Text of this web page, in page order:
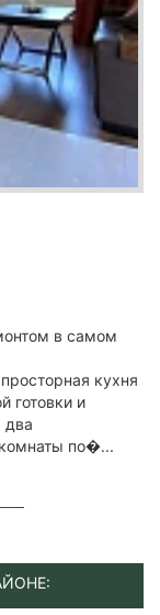
в самом
кухня
готовки и
два
по�...